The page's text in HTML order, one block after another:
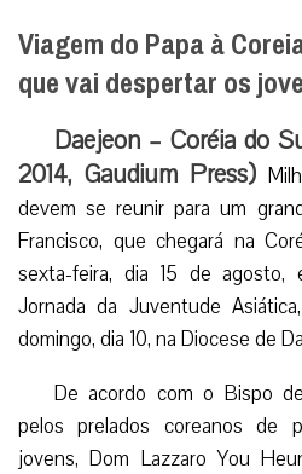
Viagem do Papa à
que vai despertar os
Daejeon – Coréia do
2014, Gaudium Press)
devem se reunir para um
Francisco, que chegará na
sexta-feira, dia 15 de agosto,
Jornada da Juventude
domingo, dia 10, na Diocese de
De acordo com o Bispo
pelos prelados coreanos de
jovens, Dom Lazzaro You